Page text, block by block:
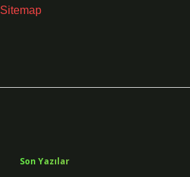
Sitemap
Son Yazılar